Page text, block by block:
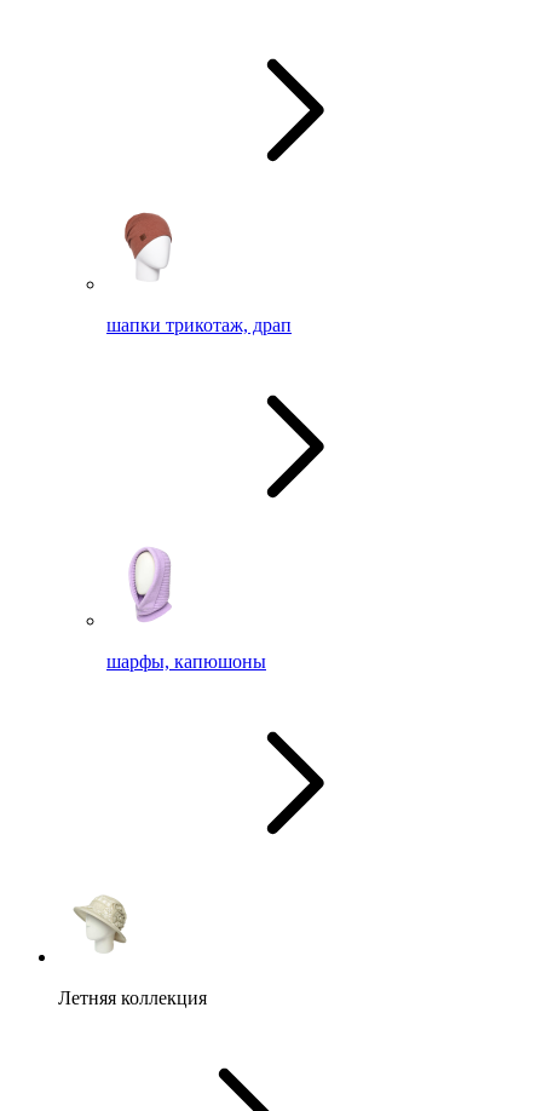
шапки трикотаж, драп
шарфы, капюшоны
Летняя коллекция